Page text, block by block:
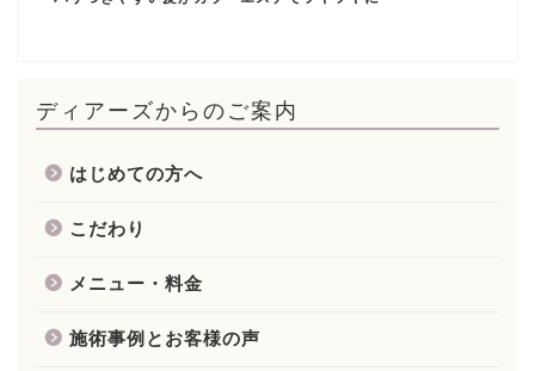
ディアーズからのご案内
はじめての方へ
こだわり
メニュー・料金
施術事例とお客様の声